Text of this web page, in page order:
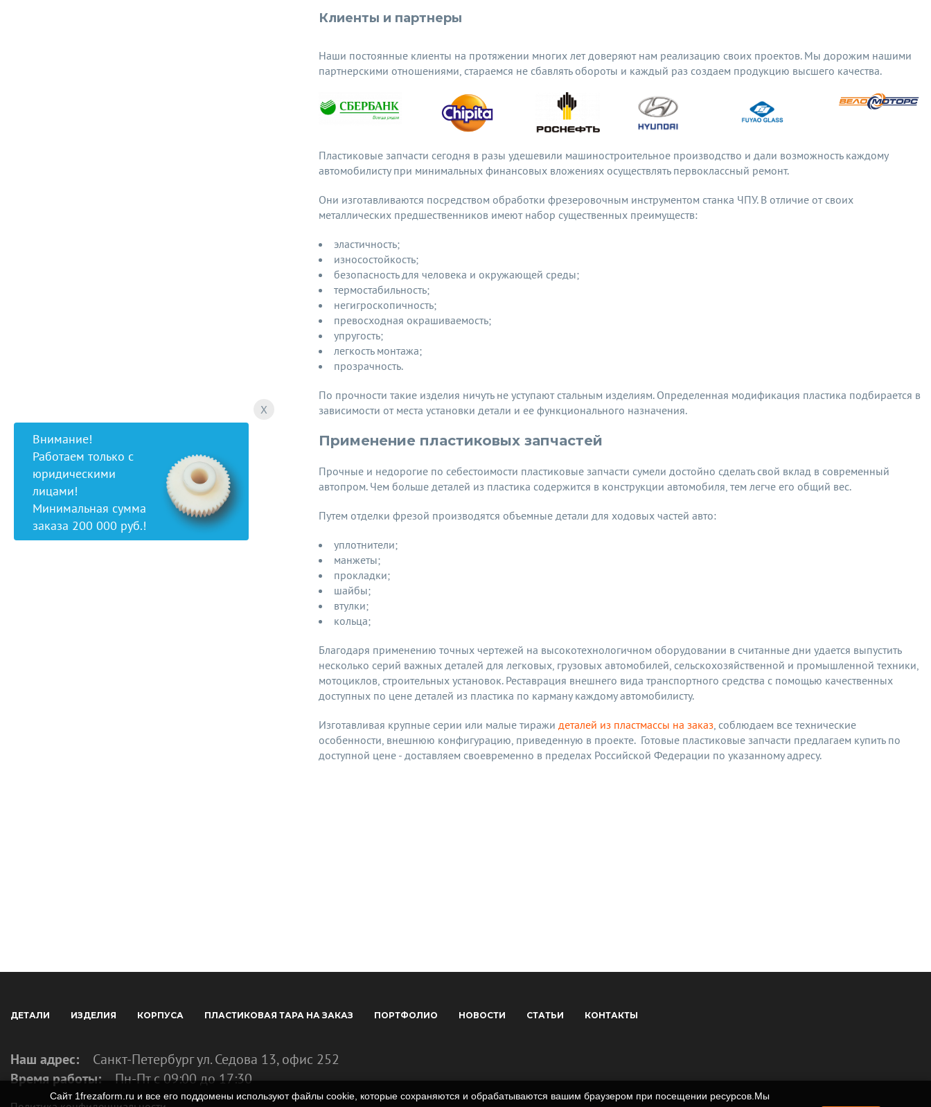
Клиенты и партнеры
Наши постоянные клиенты на протяжении многих лет доверяют нам реализацию своих проектов. Мы дорожим нашими
партнерскими отношениями, стараемся не сбавлять обороты и каждый раз создаем продукцию высшего качества.
Пластиковые запчасти сегодня в разы удешевили машиностроительное производство и дали возможность каждому
автомобилисту при минимальных финансовых вложениях осуществлять первоклассный ремонт.
Они изготавливаются посредством обработки фрезеровочным инструментом станка ЧПУ. В отличие от своих
металлических предшественников имеют набор существенных преимуществ:
эластичность;
износостойкость;
безопасность для человека и окружающей среды;
термостабильность;
негигроскопичность;
превосходная окрашиваемость;
упругость;
легкость монтажа;
прозрачность.
По прочности такие изделия ничуть не уступают стальным изделиям. Определенная модификация пластика подбирается в
зависимости от места установки детали и ее функционального назначения.
Применение пластиковых запчастей
Прочные и недорогие по себестоимости пластиковые запчасти сумели достойно сделать свой вклад в современный
автопром. Чем больше деталей из пластика содержится в конструкции автомобиля, тем легче его общий вес.
Путем отделки фрезой производятся объемные детали для ходовых частей авто:
уплотнители;
манжеты;
прокладки;
шайбы;
втулки;
кольца;
Благодаря применению точных чертежей на высокотехнологичном оборудовании в считанные дни удается выпустить
несколько серий важных деталей для легковых, грузовых автомобилей, сельскохозяйственной и промышленной техники,
мотоциклов, строительных установок. Реставрация внешнего вида транспортного средства с помощью качественных
доступных по цене деталей из пластика по карману каждому автомобилисту.
Изготавливая крупные серии или малые тиражи деталей из пластмассы на заказ, соблюдаем все технические
особенности, внешнюю конфигурацию, приведенную в проекте. Готовые пластиковые запчасти предлагаем купить по
доступной цене - доставляем своевременно в пределах Российской Федерации по указанному адресу.
X
Внимание!
Работаем только с
юридическими
лицами!
Минимальная сумма
заказа 200 000 руб.!
ДЕТАЛИ ИЗДЕЛИЯ КОРПУСА ПЛАСТИКОВАЯ ТАРА НА ЗАКАЗ ПОРТФОЛИО НОВОСТИ СТАТЬИ КОНТАКТЫ
Наш адрес:
Санкт-Петербург ул. Седова 13, офис 252
Время работы: Пн-Пт с 09:00 до 17:30
Сайт 1frezaform.ru и все его поддомены используют файлы cookie, которые сохраняются и обрабатываются вашим браузером при посещении ресурсов.Мы